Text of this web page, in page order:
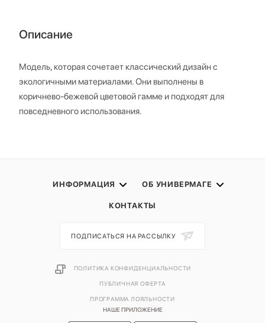
Описание
Модель, которая сочетает классический дизайн с
экологичными материалами. Они выполнены в
коричнево-бежевой цветовой гамме и подходят для
повседневного использования.
ИНФОРМАЦИЯ ОБ УНИВЕРМАГЕ
КОНТАКТЫ
НАШЕ ПРИЛОЖЕНИЕ
ПОДПИСАТЬСЯ НА РАССЫЛКУ
ПОЛИТИКА КОНФИДЕНЦИАЛЬНОСТИ
ПУБЛИЧНАЯ ОФЕРТА
ПРОГРАММА ЛОЯЛЬНОСТИ